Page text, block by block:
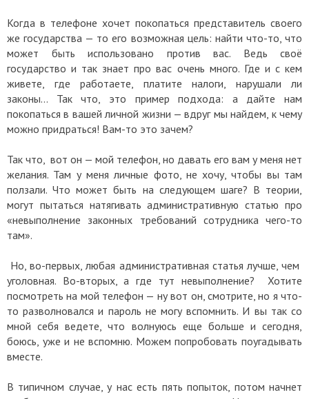
Когда в телефоне хочет покопаться представитель своего
же государства — то его возможная цель: найти что-то, что
может быть использовано против вас. Ведь своё
государство и так знает про вас очень много. Где и с кем
живете, где работаете, платите налоги, нарушали ли
законы… Так что, это пример подхода: а дайте нам
покопаться в вашей личной жизни — вдруг мы найдем, к чему
можно придраться! Вам-то это зачем?
Так что, вот он — мой телефон, но давать его вам у меня нет
желания. Там у меня личные фото, не хочу, чтобы вы там
ползали. Что может быть на следующем шаге? В теории,
могут пытаться натягивать административную статью про
«невыполнение законных требований сотрудника чего-то
там».
Но, во-первых, любая административная статья лучше, чем
уголовная. Во-вторых, а где тут невыполнение? Хотите
посмотреть на мой телефон — ну вот он, смотрите, но я что-
то разволновался и пароль не могу вспомнить. И вы так со
мной себя ведете, что волнуюсь еще больше и сегодня,
боюсь, уже и не вспомню. Можем попробовать поугадывать
вместе.
В типичном случае, у нас есть пять попыток, потом начнет